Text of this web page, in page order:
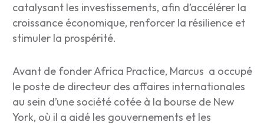
catalysant les investissements, afin d’accélérer la
croissance économique, renforcer la résilience et
stimuler la prospérité.
Avant de fonder Africa Practice, Marcus a occupé
le poste de directeur des affaires internationales
au sein d’une société cotée à la bourse de New
York, où il a aidé les gouvernements et les